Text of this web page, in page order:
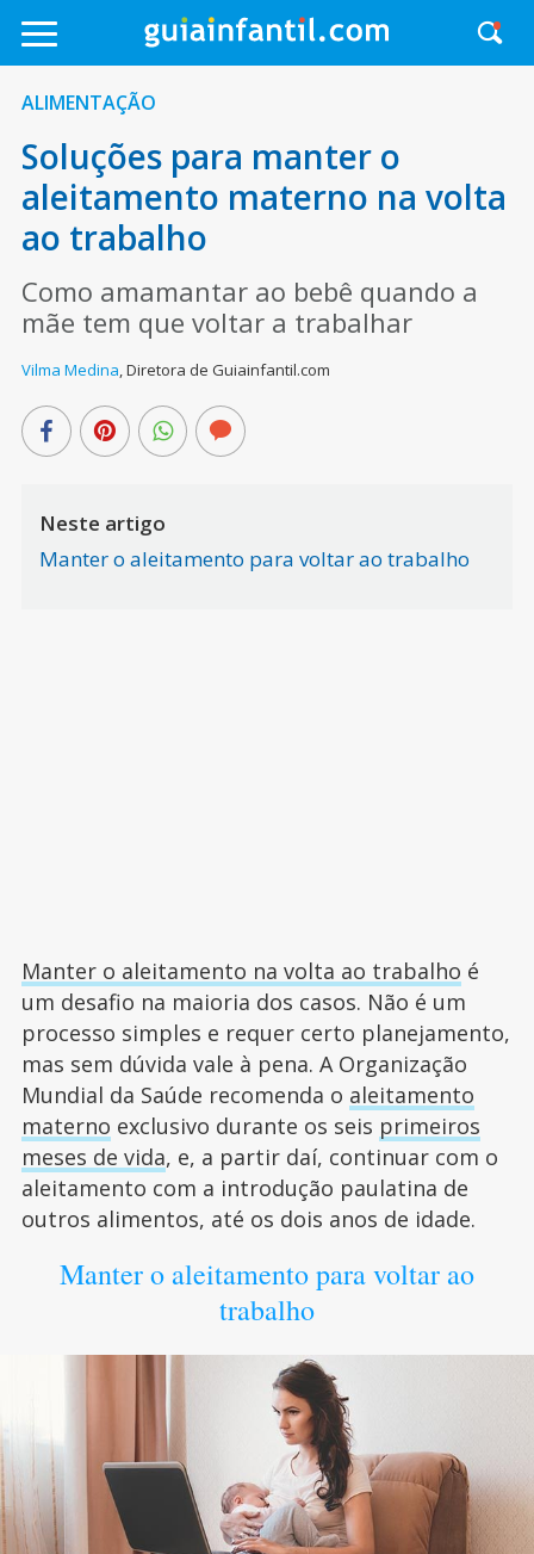
ALIMENTAÇÃO
Soluções para manter o
aleitamento materno na volta
ao trabalho
Como amamantar ao bebê quando a
mãe tem que voltar a trabalhar
Vilma Medina,Diretora de Guiainfantil.com
Neste artigo
Manter o aleitamento para voltar ao trabalho
Manter o aleitamento na volta ao trabalho é
um desafio na maioria dos casos. Não é um
processo simples e requer certo planejamento,
mas sem dúvida vale à pena. A Organização
Mundial da Saúde recomenda o aleitamento
materno exclusivo durante os seis primeiros
meses de vida, e, a partir daí, continuar com o
aleitamento com a introdução paulatina de
outros alimentos, até os dois anos de idade.
Manter o aleitamento para voltar ao
trabalho